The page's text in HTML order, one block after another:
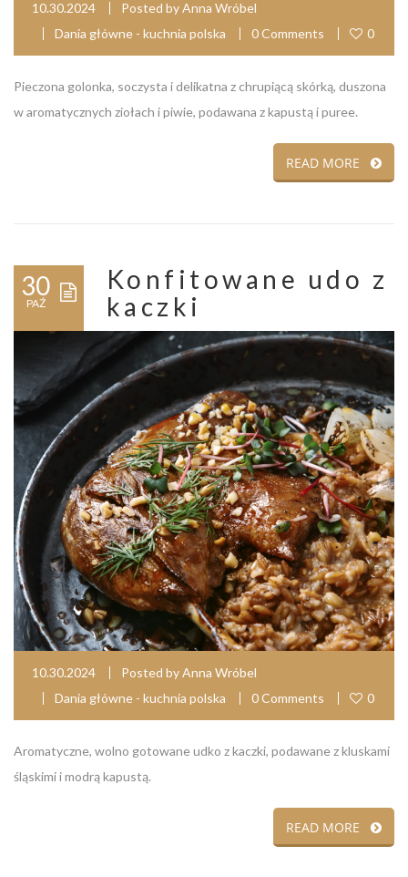
10.30.2024 Posted byAnna Wróbel
Dania główne - kuchnia polska
0 Comments 0
Pieczona golonka, soczysta i delikatna z chrupiącą skórką, duszona
w aromatycznych ziołach i piwie, podawana z kapustą i puree.
READ MORE
30
PAŹ
Konfitowane udo z
kaczki
10.30.2024 Posted byAnna Wróbel
Dania główne - kuchnia polska
0 Comments 0
Aromatyczne, wolno gotowane udko z kaczki, podawane z kluskami
śląskimi i modrą kapustą.
READ MORE